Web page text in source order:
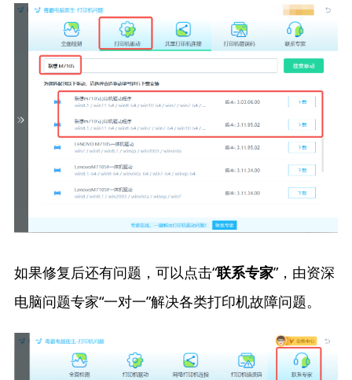
如果修复后还有问题，可以点击“联系专家”，由资深
电脑问题专家“一对一”解决各类打印机故障问题。